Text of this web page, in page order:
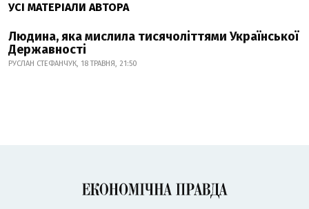
УСІ МАТЕРІАЛИ АВТОРА
Людина, яка мислила тисячоліттями Української
Державності
РУСЛАН СТЕФАНЧУК, 18 ТРАВНЯ, 21:50